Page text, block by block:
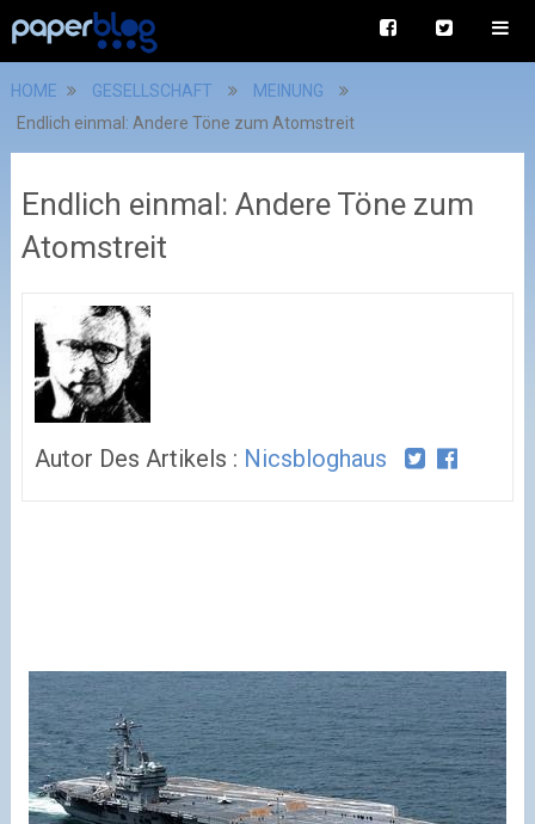
HOME GESELLSCHAFT
MEINUNG
Endlich einmal: Andere Töne zum Atomstreit
Endlich einmal: Andere Töne zum
Atomstreit
Autor Des Artikels : Nicsbloghaus